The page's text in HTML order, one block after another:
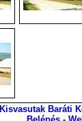
Kisvasutak Baráti